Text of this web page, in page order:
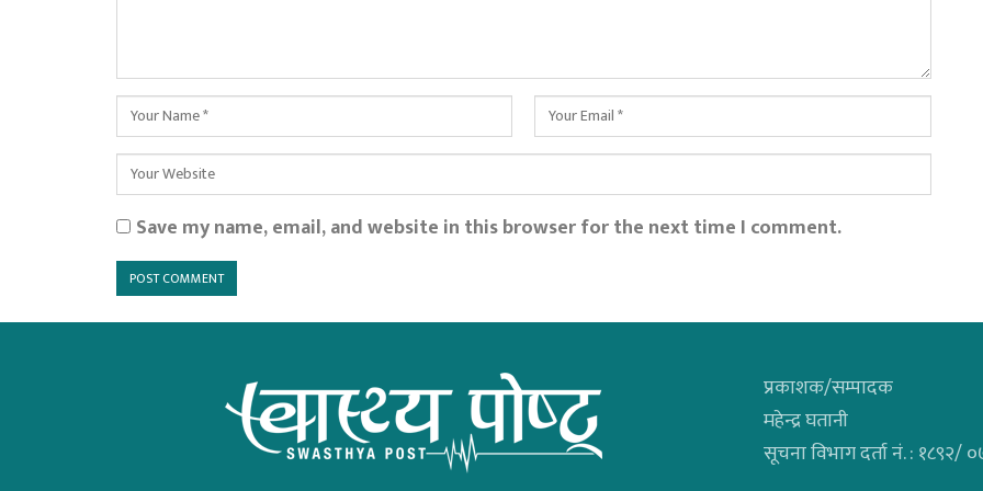
Save my name, email, and website in this browser for the next time I comment.
प्रकाशक/सम्पादक
महेन्द्र घतानी
सूचना विभाग दर्ता नं. : १८९२/